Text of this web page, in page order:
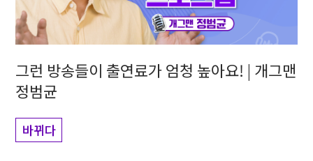
그런 방송들이 출연료가 엄청 높아요! | 개그맨
정범균
바뀌다